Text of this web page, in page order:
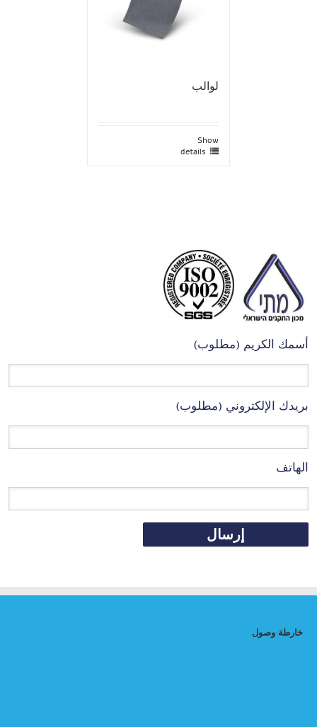
لوالب
Show
details
أسمك الكريم (مطلوب)
بريدك الإلكتروني (مطلوب)
الهاتف
خارطة وصول